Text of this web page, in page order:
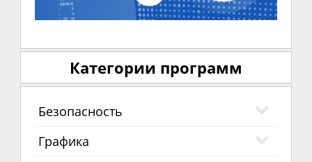
Категории программ
Безопасность
Графика